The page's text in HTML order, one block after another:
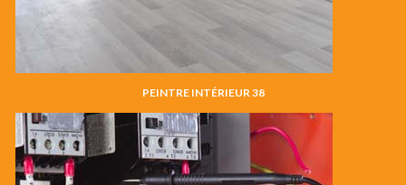
PEINTRE INTÉRIEUR 38